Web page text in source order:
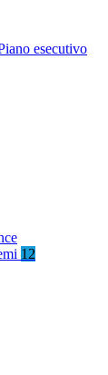
esecutivo
12